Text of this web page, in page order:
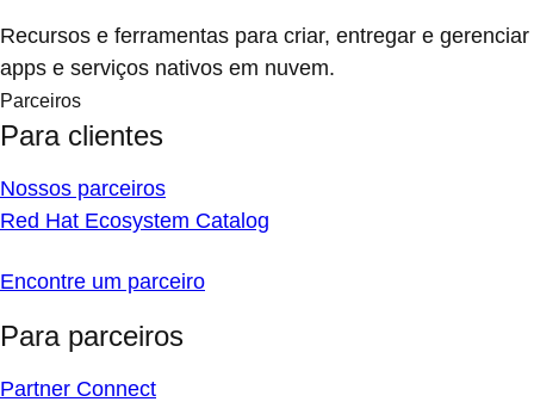
Recursos e ferramentas para criar, entregar e gerenciar
apps e serviços nativos em nuvem.
Parceiros
Para clientes
Nossos parceiros
Red Hat Ecosystem Catalog
Encontre um parceiro
Para parceiros
Partner Connect